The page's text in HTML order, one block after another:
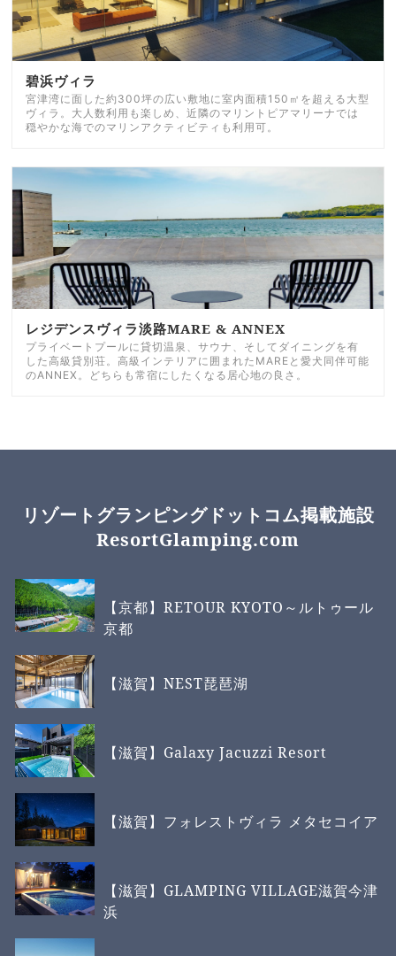
碧浜ヴィラ
宮津湾に面した約300坪の広い敷地に室内面積150㎡を超える大型
ヴィラ。大人数利用も楽しめ、近隣のマリントピアマリーナでは
穏やかな海でのマリンアクティビティも利用可。
レジデンスヴィラ淡路MARE & ANNEX
プライベートプールに貸切温泉、サウナ、そしてダイニングを有
した高級貸別荘。高級インテリアに囲まれたMAREと愛犬同伴可能
のANNEX。どちらも常宿にしたくなる居心地の良さ。
リゾートグランピングドットコム掲載施設
ResortGlamping.com
【京都】RETOUR KYOTO～ルトゥール
京都
【滋賀】NEST琵琶湖
【滋賀】Galaxy Jacuzzi Resort
【滋賀】フォレストヴィラ メタセコイア
【滋賀】GLAMPING VILLAGE滋賀今津
浜